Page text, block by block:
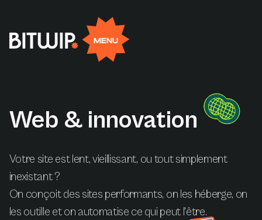
MENU
Facebook LinkedinXInstagram
FR
Web & innovation
Votre site est lent, vieillissant, ou tout simplement
inexistant ?
On conçoit des sites performants, on les héberge, on
les outille et on automatise ce qui peut l'être.